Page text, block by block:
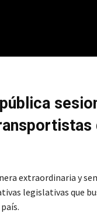
extraordinaria y
legislativas que